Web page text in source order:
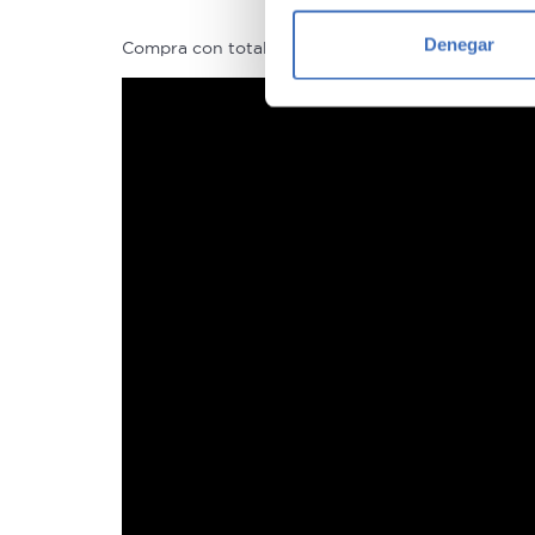
Obtenga más información
Denegar
Compra con total tranquilidad, sólo 1 de cada 4